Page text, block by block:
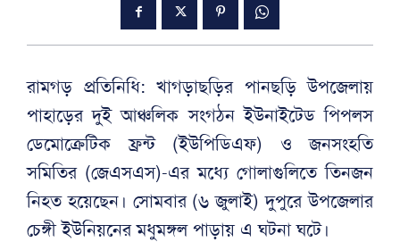
রামগড় প্রতিনিধি: খাগড়াছড়ির পানছড়ি উপজেলায়
পাহাড়ের দুই আঞ্চলিক সংগঠন ইউনাইটেড পিপলস
ডেমোক্রেটিক ফ্রন্ট (ইউপিডিএফ) ও জনসংহতি
সমিতির (জেএসএস)-এর মধ্যে গোলাগুলিতে তিনজন
নিহত হয়েছেন। সোমবার (৬ জুলাই) দুপুরে উপজেলার
চেঙ্গী ইউনিয়নের মধুমঙ্গল পাড়ায় এ ঘটনা ঘটে।